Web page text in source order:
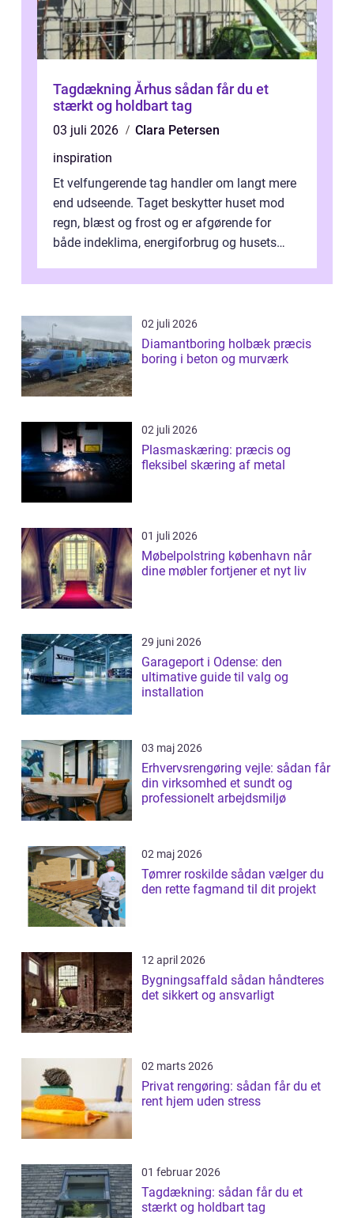
Tagdækning Århus sådan får du et
stærkt og holdbart tag
03 juli 2026
Clara Petersen
inspiration
Et velfungerende tag handler om langt mere
end udseende. Taget beskytter huset mod
regn, blæst og frost og er afgørende for
både indeklima, energiforbrug og husets
02 juli 2026
Diamantboring holbæk præcis
boring i beton og murværk
02 juli 2026
Plasmaskæring: præcis og
fleksibel skæring af metal
01 juli 2026
Møbelpolstring københavn når
dine møbler fortjener et nyt liv
29 juni 2026
Garageport i Odense: den
ultimative guide til valg og
installation
03 maj 2026
Erhvervsrengøring vejle: sådan får
din virksomhed et sundt og
professionelt arbejdsmiljø
02 maj 2026
Tømrer roskilde sådan vælger du
den rette fagmand til dit projekt
12 april 2026
Bygningsaffald sådan håndteres
det sikkert og ansvarligt
02 marts 2026
Privat rengøring: sådan får du et
rent hjem uden stress
01 februar 2026
Tagdækning: sådan får du et
stærkt og holdbart tag